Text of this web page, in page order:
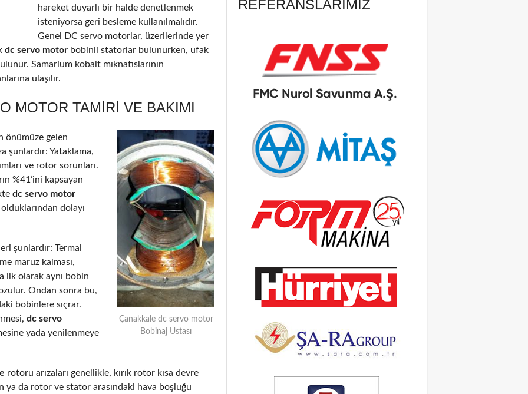
hareket duyarlı bir halde denetlenmek
isteniyorsa geri besleme kullanılmalıdır.
Genel DC servo motorlar, üzerilerinde yer
dc servo motor bobinli statorlar bulunurken, ufak
Samarium kobalt mıknatıslarının
ulaşılır.
MOTOR TAMIRI VE BAKIMI
Çanakkale dc servo motor
Bobinaj Ustası
önümüze gelen
şunlardır: Yataklama,
ve rotor sorunları.
%41’ini kapsayan
dc servo motor
dolayı
şunlardır: Termal
maruz kalması,
ilk olarak aynı bobin
Ondan sonra bu,
bobinlere sıçrar.
dc servo
yada yenilenmeye
rotoru arızaları genellikle, kırık rotor kısa devre
ya da rotor ve stator arasındaki hava boşluğu
REFERANSLARIMIZ